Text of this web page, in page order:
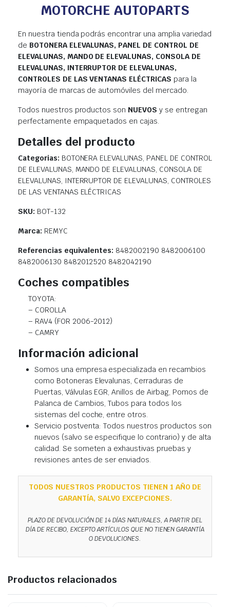
MOTORCHE AUTOPARTS
En nuestra tienda podrás encontrar una amplia variedad
de BOTONERA ELEVALUNAS, PANEL DE CONTROL DE
ELEVALUNAS, MANDO DE ELEVALUNAS, CONSOLA DE
ELEVALUNAS, INTERRUPTOR DE ELEVALUNAS,
CONTROLES DE LAS VENTANAS ELÉCTRICAS para la
mayoría de marcas de automóviles del mercado.
Todos nuestros productos son NUEVOS y se entregan
perfectamente empaquetados en cajas.
Detalles del producto
Categorias: BOTONERA ELEVALUNAS, PANEL DE CONTROL
DE ELEVALUNAS, MANDO DE ELEVALUNAS, CONSOLA DE
ELEVALUNAS, INTERRUPTOR DE ELEVALUNAS, CONTROLES
DE LAS VENTANAS ELÉCTRICAS
SKU: BOT-132
Marca: REMYC
Referencias equivalentes: 8482002190 8482006100
8482006130 8482012520 8482042190
Coches compatibles
TOYOTA:
– COROLLA
– RAV4 (FOR 2006-2012)
– CAMRY
Información adicional
Somos una empresa especializada en recambios
como Botoneras Elevalunas, Cerraduras de
Puertas, Válvulas EGR, Anillos de Airbag, Pomos de
Palanca de Cambios, Tubos para todos los
sistemas del coche, entre otros.
Servicio postventa: Todos nuestros productos son
nuevos (salvo se especifique lo contrario) y de alta
calidad. Se someten a exhaustivas pruebas y
revisiones antes de ser enviados.
TODOS NUESTROS PRODUCTOS TIENEN 1 AÑO DE
GARANTÍA, SALVO EXCEPCIONES.
PLAZO DE DEVOLUCIÓN DE 14 DÍAS NATURALES, A PARTIR DEL
DÍA DE RECIBO, EXCEPTO ARTÍCULOS QUE NO TIENEN GARANTÍA
O DEVOLUCIONES.
Productos relacionados